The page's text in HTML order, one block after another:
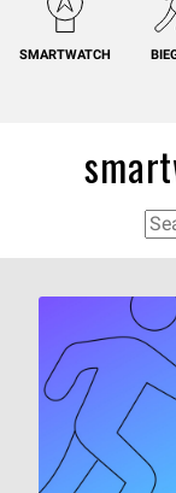
SMARTWATCH